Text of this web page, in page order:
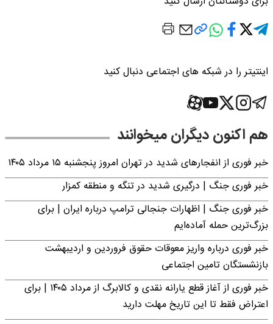
اینتیتر را در شبکه های اجتماعی دنبال کنید
هم اکنون دیگران میخوانند
خبر فوری از انفجارهای شدید در تهران امروز پنجشنبه ۱۵ مرداد ۱۴۰۵
خبر فوری جنگ | درگیری شدید در تنگه و منطقه کمزار
خبر فوری جنگ | اظهارات جنجالی ترامپ درباره ایران | برای
بزرگ‌ترین حمله آماده‌ایم
خبر فوری درباره واریز معوقات حقوق فروردین و اردیبهشت
بازنشستگان تامین اجتماعی
خبر فوری از آغاز قطع یارانه نقدی و کالابرگ از مرداد ۱۴۰۵ | برای
اعتراض فقط تا این تاریخ مهلت دارید